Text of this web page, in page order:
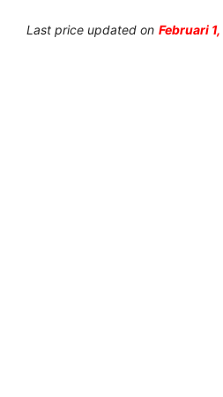
Last price updated on Februari